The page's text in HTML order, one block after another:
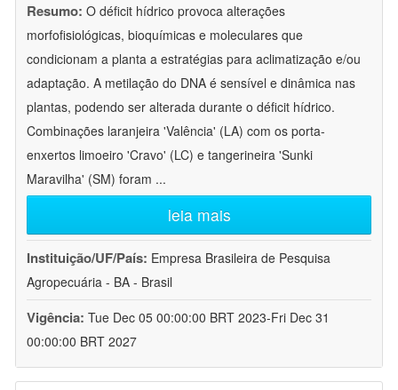
Resumo: O déficit hídrico provoca alterações
morfofisiológicas, bioquímicas e moleculares que
condicionam a planta a estratégias para aclimatização e/ou
adaptação. A metilação do DNA é sensível e dinâmica nas
plantas, podendo ser alterada durante o déficit hídrico.
Combinações laranjeira 'Valência' (LA) com os porta-
enxertos limoeiro 'Cravo' (LC) e tangerineira 'Sunki
Maravilha' (SM) foram ...
leia mais
Instituição/UF/País: Empresa Brasileira de Pesquisa
Agropecuária - BA - Brasil
Vigência: Tue Dec 05 00:00:00 BRT 2023-Fri Dec 31
00:00:00 BRT 2027